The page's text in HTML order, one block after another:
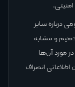
درباره سایر
و مشابه
مورد آن‌ها
اطلاعاتی انصراف